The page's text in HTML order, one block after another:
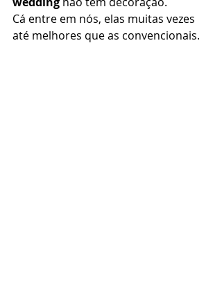
Cá entre em nós, elas muitas vezes
até melhores que as convencionais.